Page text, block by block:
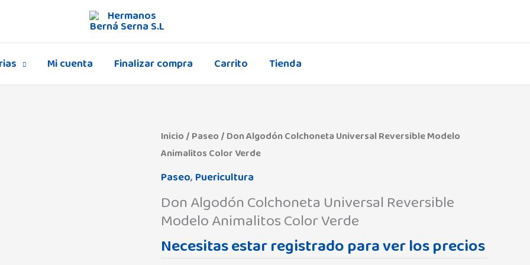
Mi cuenta Finalizar compra Carrito Tienda
Inicio/Paseo/ Don Algodón Colchoneta Universal Reversible Modelo
Animalitos Color Verde
Paseo, Puericultura
Don Algodón Colchoneta Universal Reversible
Modelo Animalitos Color Verde
Necesitas estar registrado para ver los precios